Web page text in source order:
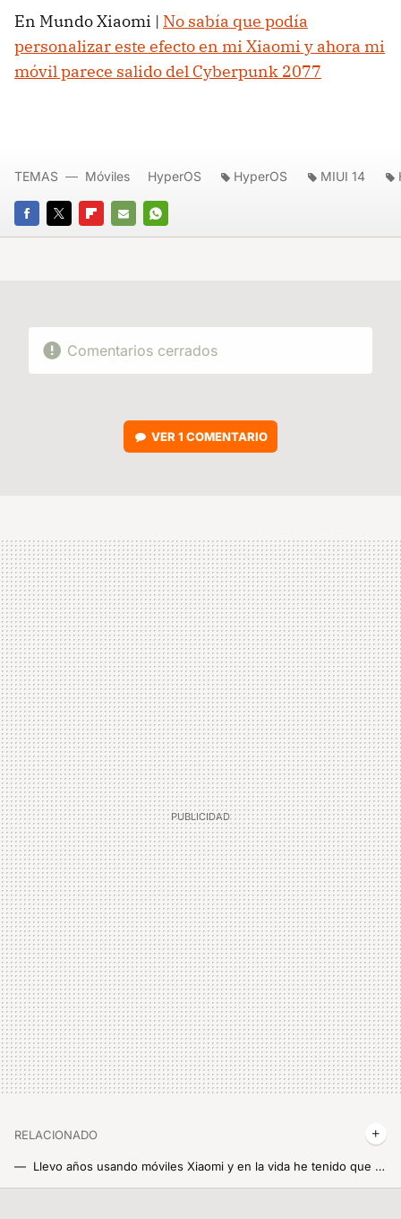
En Mundo Xiaomi | No sabía que podía
personalizar este efecto en mi Xiaomi y ahora mi
móvil parece salido del Cyberpunk 2077
FACEBOOK
TWITTERFLIPBOARD
E-
WHATSAPP
TEMAS Móviles HyperOS HyperOS MIUI 14
Comentarios cerrados
VER1 COMENTARIO
RELACIONADO
Llevo años usando móviles Xiaomi y en la vida he tenido que instalar un antivirus. Hay una app nativa de HyperOS y MIUI que es infalible